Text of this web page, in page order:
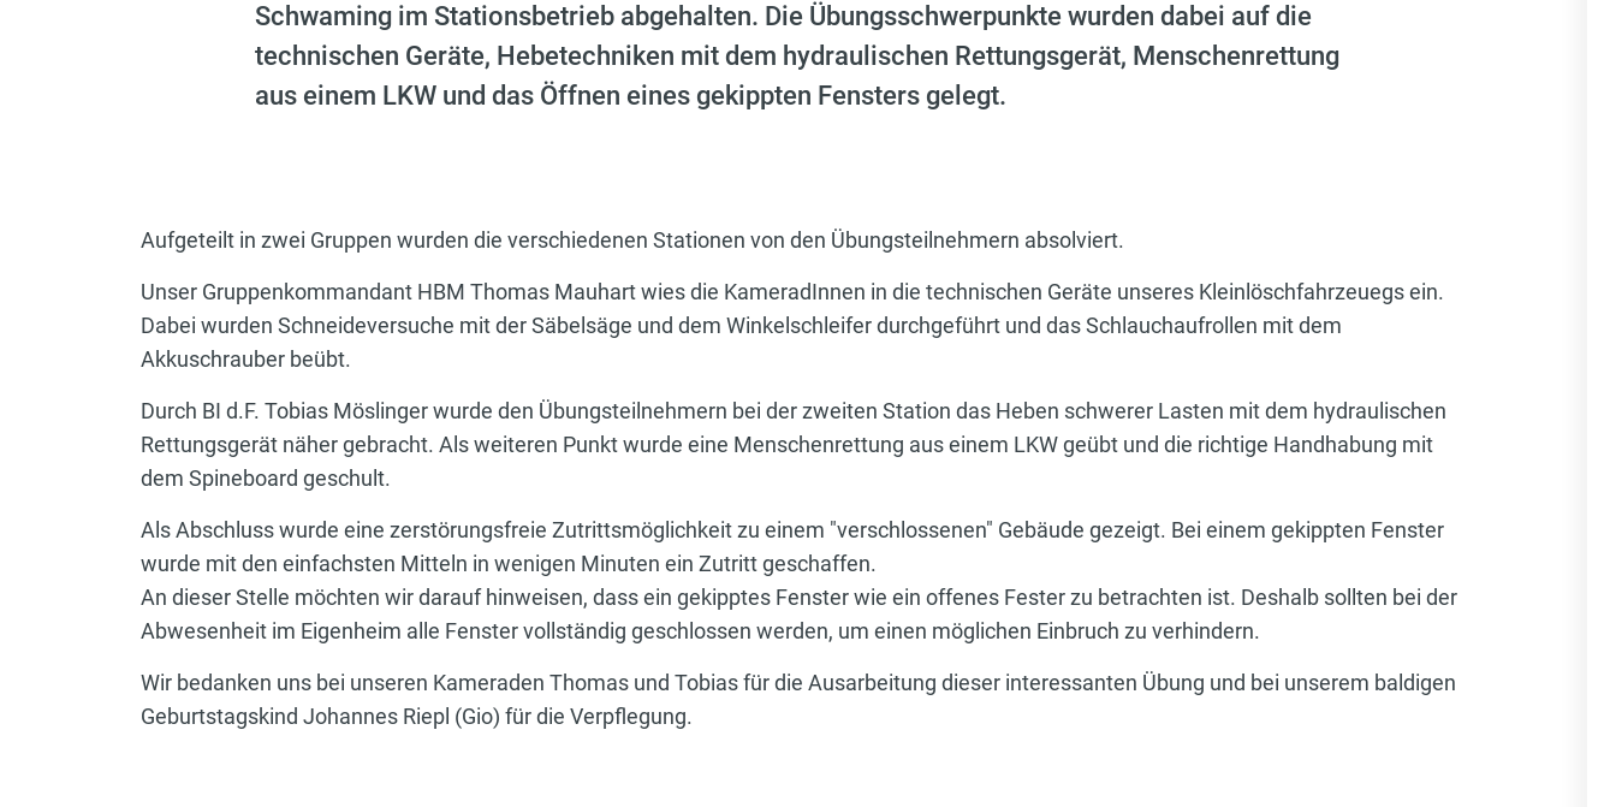
Schwaming im Stationsbetrieb abgehalten. Die Übungsschwerpunkte wurden dabei auf die
technischen Geräte, Hebetechniken mit dem hydraulischen Rettungsgerät, Menschenrettung
aus einem LKW und das Öffnen eines gekippten Fensters gelegt.
Aufgeteilt in zwei Gruppen wurden die verschiedenen Stationen von den Übungsteilnehmern absolviert.
Unser Gruppenkommandant HBM Thomas Mauhart wies die KameradInnen in die technischen Geräte unseres Kleinlöschfahrzeuegs ein.
Dabei wurden Schneideversuche mit der Säbelsäge und dem Winkelschleifer durchgeführt und das Schlauchaufrollen mit dem
Akkuschrauber beübt.
Durch BI d.F. Tobias Möslinger wurde den Übungsteilnehmern bei der zweiten Station das Heben schwerer Lasten mit dem hydraulischen
Rettungsgerät näher gebracht. Als weiteren Punkt wurde eine Menschenrettung aus einem LKW geübt und die richtige Handhabung mit
dem Spineboard geschult.
Als Abschluss wurde eine zerstörungsfreie Zutrittsmöglichkeit zu einem "verschlossenen" Gebäude gezeigt. Bei einem gekippten Fenster
wurde mit den einfachsten Mitteln in wenigen Minuten ein Zutritt geschaffen.
An dieser Stelle möchten wir darauf hinweisen, dass ein gekipptes Fenster wie ein offenes Fester zu betrachten ist. Deshalb sollten bei der
Abwesenheit im Eigenheim alle Fenster vollständig geschlossen werden, um einen möglichen Einbruch zu verhindern.
Wir bedanken uns bei unseren Kameraden Thomas und Tobias für die Ausarbeitung dieser interessanten Übung und bei unserem baldigen
Geburtstagskind Johannes Riepl (Gio) für die Verpflegung.